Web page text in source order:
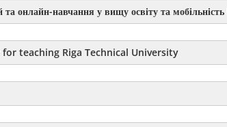
онлайн-навчання у вищу освіту та
for teachingRiga Technical University